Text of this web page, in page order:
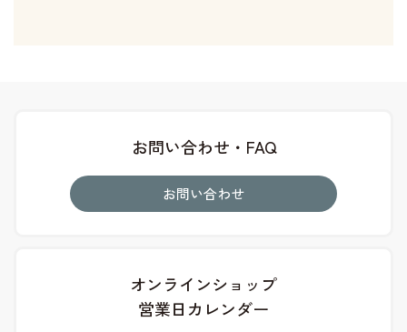
お問い合わせ・FAQ
お問い合わせ
オンラインショップ
営業日カレンダー